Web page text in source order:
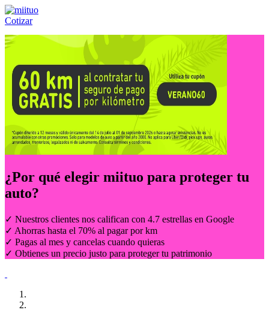
Cotizar
Llámanos al:(55) 84-21-05-00 ó
¿Por qué elegir miituo para proteger tu
auto?
✓ Nuestros clientes nos califican con 4.7 estrellas en Google
✓ Ahorras hasta el 70% al pagar por km
✓ Pagas al mes y cancelas cuando quieras
✓ Obtienes un precio justo para proteger tu patrimonio